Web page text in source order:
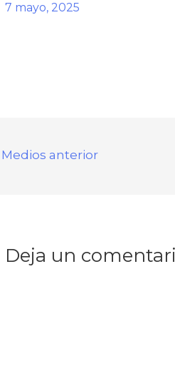
7 mayo, 2025
Medios anterior
Deja un